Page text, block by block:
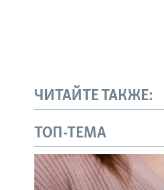
ЧИТАЙТЕ ТАКЖЕ:
ТОП-ТЕМА